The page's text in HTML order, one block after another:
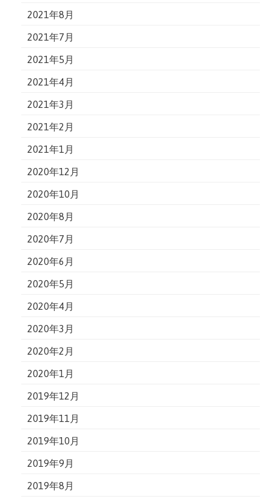
2021年8月
2021年7月
2021年5月
2021年4月
2021年3月
2021年2月
2021年1月
2020年12月
2020年10月
2020年8月
2020年7月
2020年6月
2020年5月
2020年4月
2020年3月
2020年2月
2020年1月
2019年12月
2019年11月
2019年10月
2019年9月
2019年8月